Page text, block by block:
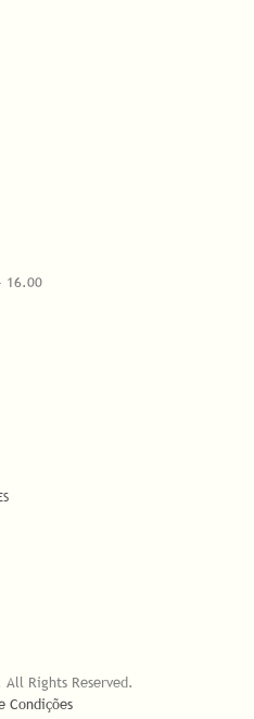
16.00
All Rights Reserved.
Condições